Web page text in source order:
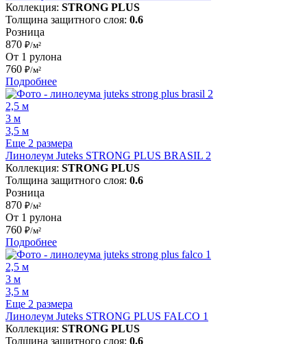
Коллекция: STRONG PLUS
Толщина защитного слоя: 0.6
Розница
870 ₽/м²
От 1 рулона
760 ₽/м²
Подробнее
2,5 м
3 м
3,5 м
Еще 2 размера
Линолеум Juteks STRONG PLUS BRASIL 2
Коллекция: STRONG PLUS
Толщина защитного слоя: 0.6
Розница
870 ₽/м²
От 1 рулона
760 ₽/м²
Подробнее
2,5 м
3 м
3,5 м
Еще 2 размера
Линолеум Juteks STRONG PLUS FALCO 1
Коллекция: STRONG PLUS
Толщина защитного слоя: 0.6